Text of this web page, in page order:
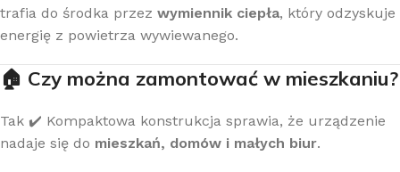
trafia do środka przez wymiennik ciepła, który odzyskuje
energię z powietrza wywiewanego.
🏠 Czy można zamontować w mieszkaniu?
Tak ✔️ Kompaktowa konstrukcja sprawia, że urządzenie
nadaje się do mieszkań, domów i małych biur.